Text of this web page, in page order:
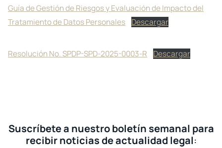
Guía de Gestión de Riesgos y Evaluación de Impacto del
Tratamiento de Datos Personales
Descargar
Resolución No. SPDP-SPD-2025-0003-R Descargar
Suscríbete a nuestro boletín semanal para
recibir noticias de actualidad legal: